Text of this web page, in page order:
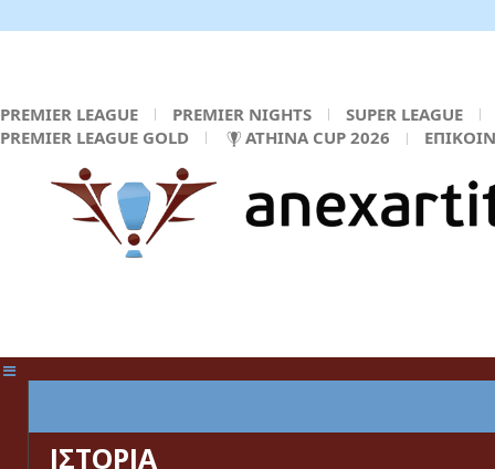
PREMIER LEAGUE PREMIER NIGHTS
SUPER LEAGUE
PREMIER LEAGUE GOLD
ATHINA CUP 2026
ΙΣΤΟΡΙΑ